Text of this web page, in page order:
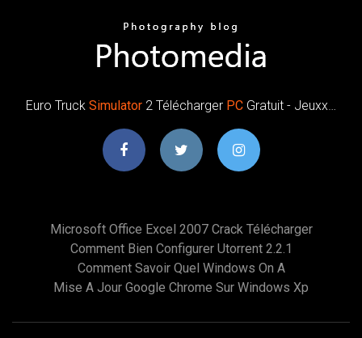
Euro Truck Simulator 2 Télécharger PC Gratuit - Jeuxx…
Microsoft Office Excel 2007 Crack Télécharger
Comment Bien Configurer Utorrent 2.2.1
Comment Savoir Quel Windows On A
Mise A Jour Google Chrome Sur Windows Xp